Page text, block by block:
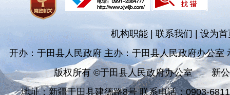
机构职能 联系我们|设为首
开办：于田县人民政府 主办：于田县人民政府办公室
版权所有 ©于田县人民政府办公室
新
地址：新疆于田县建德路8号 联系电话：0903-